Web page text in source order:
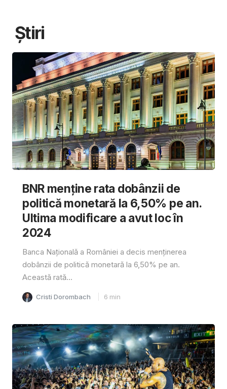
Știri
BNR menține rata dobânzii de
politică monetară la 6,50% pe an.
Ultima modificare a avut loc în
2024
Banca Națională a României a decis menținerea
dobânzii de politică monetară la 6,50% pe an.
Această rată...
Cristi Dorombach 6 min